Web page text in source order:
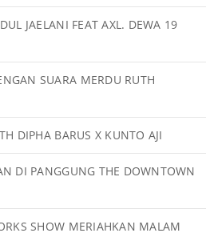
JAELANI FEAT AXL. DEWA 19
SUARA MERDU RUTH
DIPHA BARUS X KUNTO AJI
DI PANGGUNG THE DOWNTOWN
SHOW MERIAHKAN MALAM